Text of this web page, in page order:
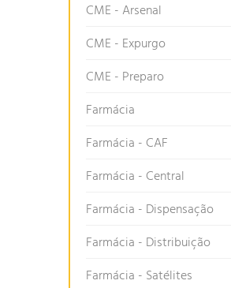
CME - Arsenal
CME - Expurgo
CME - Preparo
Farmácia
Farmácia - CAF
Farmácia - Central
Farmácia - Dispensação
Farmácia - Distribuição
Farmácia - Satélites